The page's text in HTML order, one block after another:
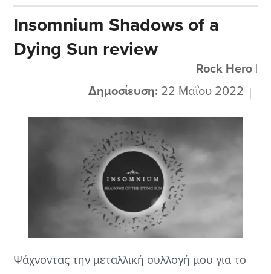
Insomnium Shadows of a
Dying Sun review
Rock Hero|
Δημοσίευση: 22 Μαΐου 2022
Ψάχνοντας την μεταλλική συλλογή μου για το